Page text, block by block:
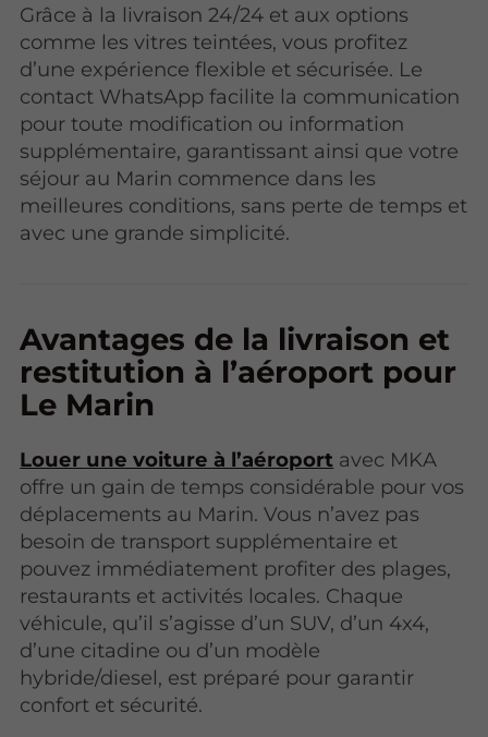
Grâce à la livraison 24/24 et aux options
comme les vitres teintées, vous profitez
d’une expérience flexible et sécurisée. Le
contact WhatsApp facilite la communication
pour toute modification ou information
supplémentaire, garantissant ainsi que votre
séjour au Marin commence dans les
meilleures conditions, sans perte de temps et
avec une grande simplicité.
Avantages de la livraison et
restitution à l’aéroport pour
Le Marin
Louer une voiture à l’aéroport avec MKA
offre un gain de temps considérable pour vos
déplacements au Marin. Vous n’avez pas
besoin de transport supplémentaire et
pouvez immédiatement profiter des plages,
restaurants et activités locales. Chaque
véhicule, qu’il s’agisse d’un SUV, d’un 4x4,
d’une citadine ou d’un modèle
hybride/diesel, est préparé pour garantir
confort et sécurité.